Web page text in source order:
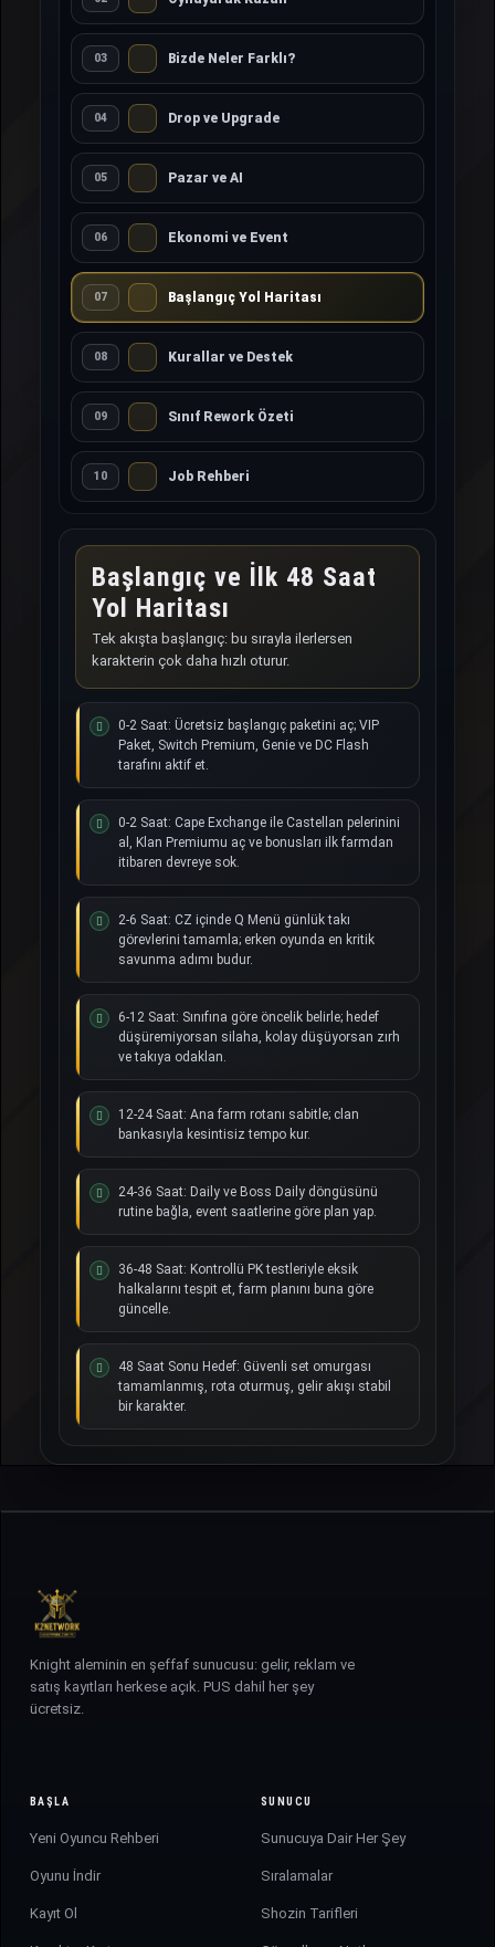
03 Bizde Neler Farklı?
04 Drop ve Upgrade
05 Pazar ve AI
06 Ekonomi ve Event
07 Başlangıç Yol Haritası
08 Kurallar ve Destek
09 Sınıf Rework Özeti
10 Job Rehberi
Başlangıç ve İlk 48 Saat
Yol Haritası
Tek akışta başlangıç: bu sırayla ilerlersen
karakterin çok daha hızlı oturur.
0-2 Saat: Ücretsiz başlangıç paketini aç; VIP
Paket, Switch Premium, Genie ve DC Flash
tarafını aktif et.
0-2 Saat: Cape Exchange ile Castellan pelerinini
al, Klan Premiumu aç ve bonusları ilk farmdan
itibaren devreye sok.
2-6 Saat: CZ içinde Q Menü günlük takı
görevlerini tamamla; erken oyunda en kritik
savunma adımı budur.
6-12 Saat: Sınıfına göre öncelik belirle; hedef
düşüremiyorsan silaha, kolay düşüyorsan zırh
ve takıya odaklan.
12-24 Saat: Ana farm rotanı sabitle; clan
bankasıyla kesintisiz tempo kur.
24-36 Saat: Daily ve Boss Daily döngüsünü
rutine bağla, event saatlerine göre plan yap.
36-48 Saat: Kontrollü PK testleriyle eksik
halkalarını tespit et, farm planını buna göre
güncelle.
48 Saat Sonu Hedef: Güvenli set omurgası
tamamlanmış, rota oturmuş, gelir akışı stabil
bir karakter.
Knight aleminin en şeffaf sunucusu: gelir, reklam ve
satış kayıtları herkese açık. PUS dahil her şey
ücretsiz.
BAŞLA
Yeni Oyuncu Rehberi
Oyunu İndir
Kayıt Ol
SUNUCU
Sunucuya Dair Her Şey
Sıralamalar
Shozin Tarifleri